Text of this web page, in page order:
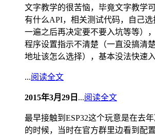
文字教学的很苦恼，毕竟文字教学
有什么API，相关测试代码，自己
一遍之后再决定要不要入坑等等）
程序设置指示不清楚（一直没搞清
地址该怎么选择），基本没法快速
...阅读全文
2015年3月29日 ...阅读全文
最早接触到ESP32这个玩意是在去
的时候，当时在官方群里边看到配